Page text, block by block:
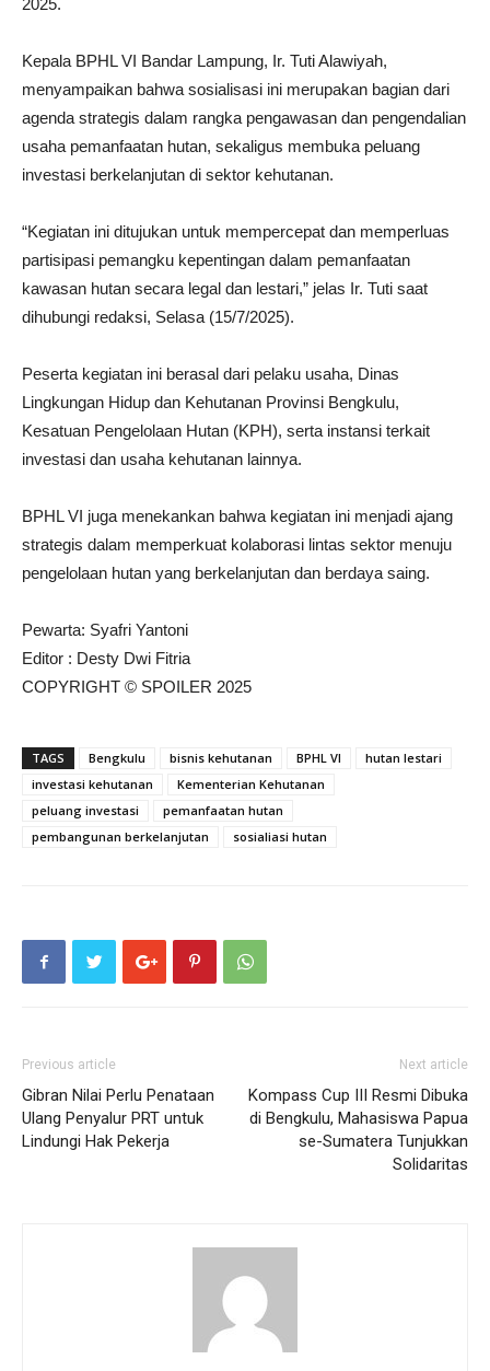
2025.
Kepala BPHL VI Bandar Lampung, Ir. Tuti Alawiyah,
menyampaikan bahwa sosialisasi ini merupakan bagian dari
agenda strategis dalam rangka pengawasan dan pengendalian
usaha pemanfaatan hutan, sekaligus membuka peluang
investasi berkelanjutan di sektor kehutanan.
“Kegiatan ini ditujukan untuk mempercepat dan memperluas
partisipasi pemangku kepentingan dalam pemanfaatan
kawasan hutan secara legal dan lestari,” jelas Ir. Tuti saat
dihubungi redaksi, Selasa (15/7/2025).
Peserta kegiatan ini berasal dari pelaku usaha, Dinas
Lingkungan Hidup dan Kehutanan Provinsi Bengkulu,
Kesatuan Pengelolaan Hutan (KPH), serta instansi terkait
investasi dan usaha kehutanan lainnya.
BPHL VI juga menekankan bahwa kegiatan ini menjadi ajang
strategis dalam memperkuat kolaborasi lintas sektor menuju
pengelolaan hutan yang berkelanjutan dan berdaya saing.
Pewarta: Syafri Yantoni
Editor : Desty Dwi Fitria
COPYRIGHT © SPOILER 2025
TAGS Bengkulu bisnis kehutanan BPHL VI
hutan lestari
investasi kehutanan
Kementerian Kehutanan
peluang investasi
pemanfaatan hutan
pembangunan berkelanjutan
sosialiasi hutan
Previous article
Gibran Nilai Perlu Penataan
Ulang Penyalur PRT untuk
Lindungi Hak Pekerja
Next article
Kompass Cup III Resmi Dibuka
di Bengkulu, Mahasiswa Papua
se-Sumatera Tunjukkan
Solidaritas